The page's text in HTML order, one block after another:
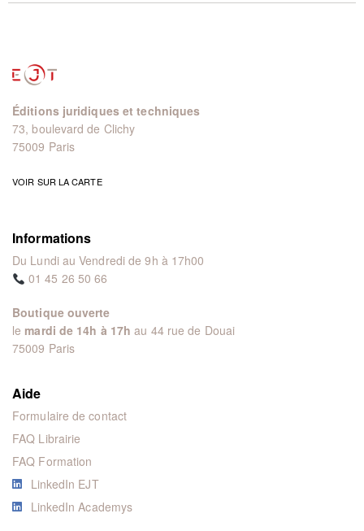
Éditions juridiques et techniques
73, boulevard de Clichy
75009 Paris
VOIR SUR LA CARTE
Informations
Du Lundi au Vendredi de 9h à 17h00
01 45 26 50 66
Boutique ouverte
le mardi de 14h à 17h au 44 rue de Douai
75009 Paris
Aide
Formulaire de contact
FAQ Librairie
FAQ Formation
LinkedIn EJT
LinkedIn Academys